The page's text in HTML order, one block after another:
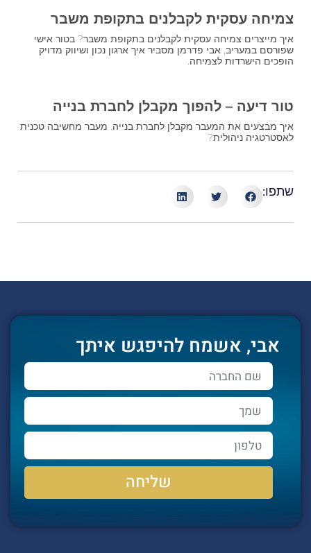
צמיחה עסקית לקבלנים בתקופת משבר
איך מייצרים צמיחה עסקית לקבלנים בתקופת משבר? בטור אישי
שפורסם במעריב, אבי פדרמן מסביר איך ארגון נכון ושיווק מדויק
הופכים הישרדות לצמיחה.
טור דיעה – להפוך מקבלן לחברת בנייה
איך מבצעים את המעבר מקבלן לחברת בנייה. מעבר מחשיבה טכנית
לאסטרטגיה ניהולית?
שתפו:
אבי, אשמח להיפגש איתך
שליחה